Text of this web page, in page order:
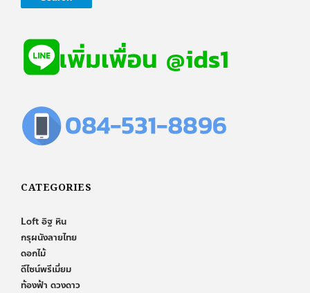
CATEGORIES
Loft อิฐ หิน
กรุผนังลายไทย
ดอกไม้
ดีไซน์พรีเมี่ยม
ท้องฟ้า ดวงดาว